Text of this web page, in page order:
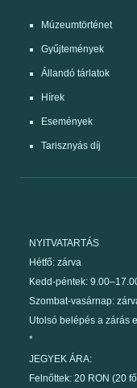
Múzeumtörténet
Gyűjtemények
Állandó tárlatok
Hírek
Események
Tarisznyás díj
NYITVATARTÁS
Hétfő: zárva
Kedd-péntek:
Szombat-vasárnap:
Utolsó belépés a zárás
*
JEGYEK ÁRA:
Felnőttek: 20 RON (20